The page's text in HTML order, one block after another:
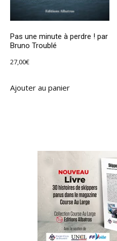
Pas une minute à perdre ! par
Bruno Troublé
27,00€
Ajouter au panier